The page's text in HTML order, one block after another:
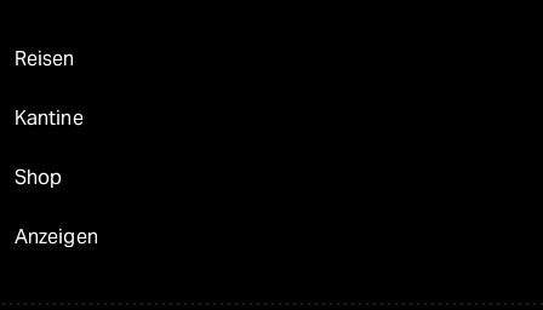
Reisen
Kantine
Shop
Anzeigen